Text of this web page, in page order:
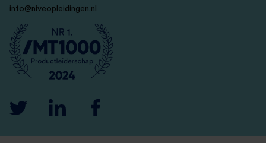
info@niveopleidingen.nl